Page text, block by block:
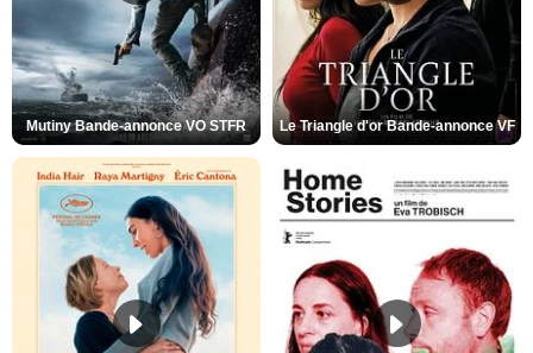
Mutiny Bande-annonce VO STFR Le Triangle d'or Bande-annonce VF